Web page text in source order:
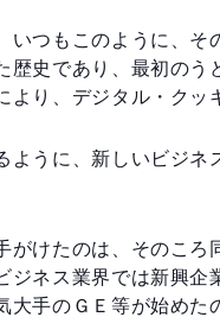
いつもこのように、
歴史であり、最初の
より、デジタル・クッ
ように、新しいビジ
がけたのは、そのこ
ジネス業界では新興
大手のＧＥ等が始め